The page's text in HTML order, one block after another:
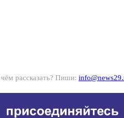
рассказать? Пиши: